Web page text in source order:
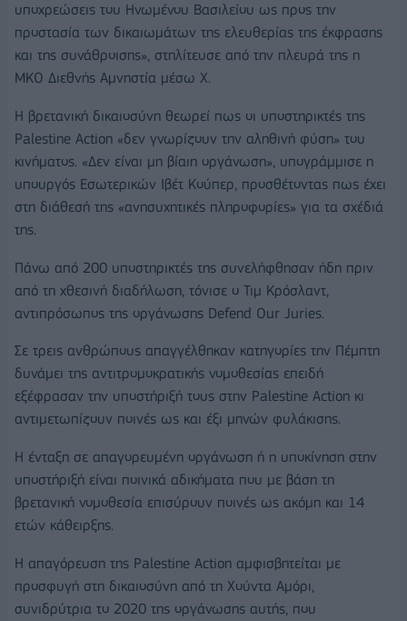
υποχρεώσεις του Ηνωμένου Βασιλείου ως προς την
προστασία των δικαιωμάτων της ελευθερίας της έκφρασης
και της συνάθροισης», στηλίτευσε από την πλευρά της η
ΜΚΟ Διεθνής Αμνηστία μέσω X.
Η βρετανική δικαιοσύνη θεωρεί πως οι υποστηρικτές της
Palestine Action «δεν γνωρίζουν την αληθινή φύση» του
κινήματος. «Δεν είναι μη βίαιη οργάνωση», υπογράμμισε η
υπουργός Εσωτερικών Ιβέτ Κούπερ, προσθέτοντας πως έχει
στη διάθεσή της «ανησυχητικές πληροφορίες» για τα σχέδιά
της.
Πάνω από 200 υποστηρικτές της συνελήφθησαν ήδη πριν
από τη χθεσινή διαδήλωση, τόνισε ο Τιμ Κρόσλαντ,
αντιπρόσωπος της οργάνωσης Defend Our Juries.
Σε τρεις ανθρώπους απαγγέλθηκαν κατηγορίες την Πέμπτη
δυνάμει της αντιτρομοκρατικής νομοθεσίας επειδή
εξέφρασαν την υποστήριξή τους στην Palestine Action κι
αντιμετωπίζουν ποινές ως και έξι μηνών φυλάκισης.
Η ένταξη σε απαγορευμένη οργάνωση ή η υποκίνηση στην
υποστήριξή είναι ποινικά αδικήματα που με βάση τη
βρετανική νομοθεσία επισύρουν ποινές ως ακόμη και 14
ετών κάθειρξης.
Η απαγόρευση της Palestine Action αμφισβητείται με
προσφυγή στη δικαιοσύνη από τη Χούντα Αμόρι,
συνιδρύτρια το 2020 της οργάνωσης αυτής, που